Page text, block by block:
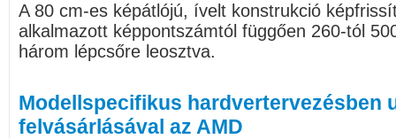
A 80 cm-es képátlójú, ívelt konstrukció
alkalmazott képpontszámtól függően 260-tól
három lépcsőre leosztva.
Modellspecifikus hardvertervezésben
felvásárlásával az AMD